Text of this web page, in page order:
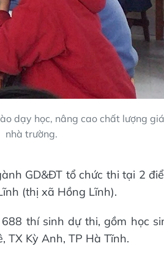
dạy học, nâng cao chất lượng
nhà trường.
GD&ĐT tổ chức thi tại 2
(thị xã Hồng Lĩnh).
thí sinh dự thi, gồm học
TX Kỳ Anh, TP Hà Tĩnh.